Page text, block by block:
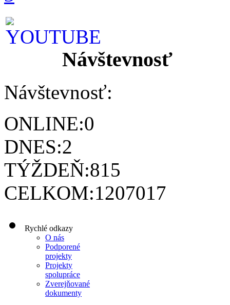
Návštevnosť
Návštevnosť:
ONLINE:0
DNES:2
TÝŽDEŇ:815
CELKOM:1207017
Rychlé odkazy
O nás
Podporené
projekty
Projekty
spolupráce
Zverejňované
dokumenty